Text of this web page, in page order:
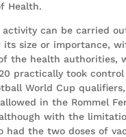
Health.
activity can be carried
its size or importance,
the health authorities,
practically took
World Cup
in the Rommel
with the
had the two doses of